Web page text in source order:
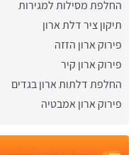
החלפת מסילות למגירות
תיקון ציר דלת ארון
פירוק ארון הזזה
פירוק ארון קיר
החלפת דלתות ארון בגדים
פירוק ארון אמבטיה